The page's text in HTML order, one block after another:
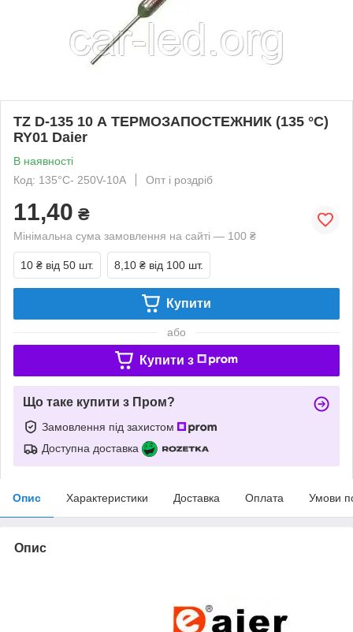
TZ D-135 10 А ТЕРМОЗАПОСТЕЖНИК (135 °C)
RY01 Daier
В наявності
Код: 135°C- 250V-10A
Опт і роздріб
11,40 ₴
Мінімальна сума замовлення на сайті — 100 ₴
10 ₴ від 50 шт. 8,10 ₴ від 100 шт.
Купити
або
Купити з
Що таке купити з Пром?
Замовлення під захистом
Доступна доставка
Опис Характеристики Доставка Оплата Умови
Опис